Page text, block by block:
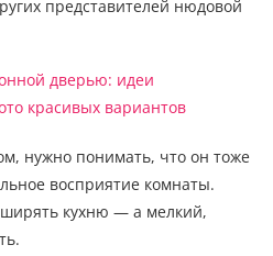
представителей нюдовой
нужно понимать, что он тоже
восприятие комнаты.
кухню — а мелкий,